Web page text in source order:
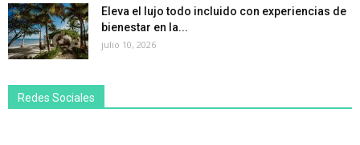
Eleva el lujo todo incluido con experiencias de
bienestar en la...
julio 10, 2026
Redes Sociales